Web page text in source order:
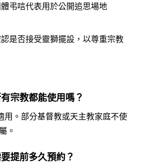
弔唁代表用於公開追思場地
是否接受靈獅擺設，以尊重宗教
宗教都能使用嗎？
用。部分基督教或天主教家庭不使
。
提前多久預約？